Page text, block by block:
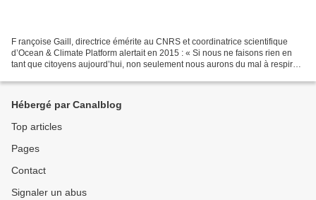
F rançoise Gaill, directrice émérite au CNRS et coordinatrice scientifique
d’Ocean & Climate Platform alertait en 2015 : « Si nous ne faisons rien en
tant que citoyens aujourd’hui, non seulement nous aurons du mal à respirer,
Hébergé par Canalblog
Top articles
Pages
Contact
Signaler un abus